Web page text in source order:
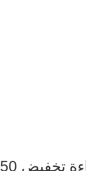
معالجة ضعف القراءة تخفيض 50%